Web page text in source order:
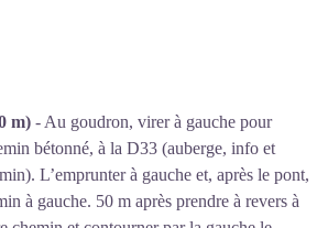
m) - Au goudron, virer à gauche pour
bétonné, à la D33 (auberge, info et
L’emprunter à gauche et, après le pont,
à gauche. 50 m après prendre à revers à